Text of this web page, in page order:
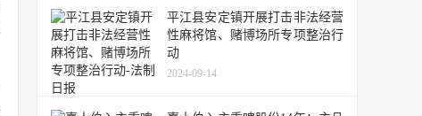
平江县安定镇开展打击非法经营
性麻将馆、赌博场所专项整治行
动
2024-09-14